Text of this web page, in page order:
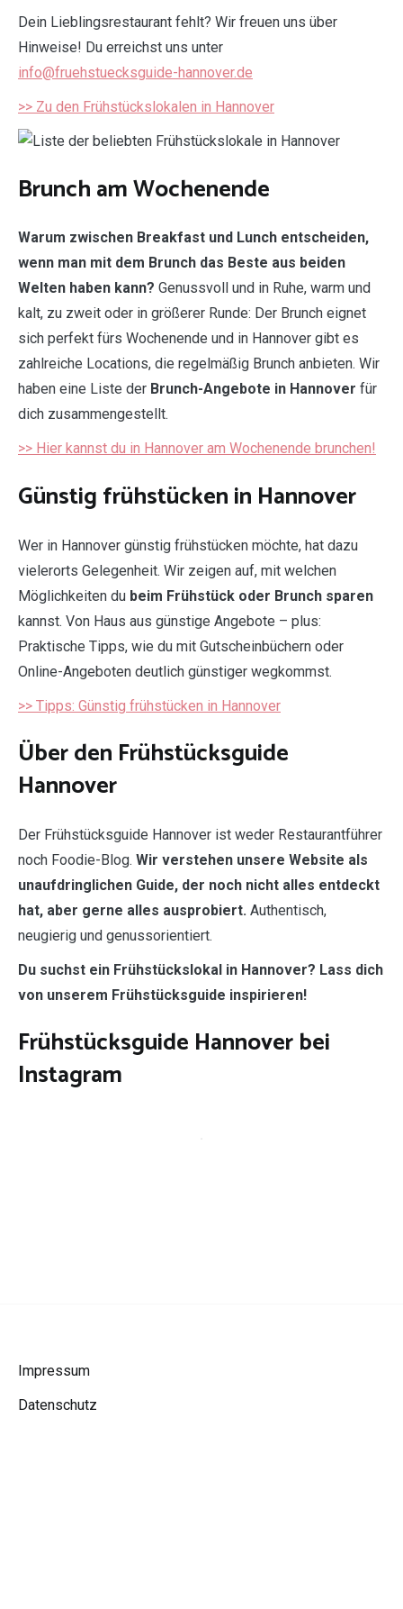
Dein Lieblingsrestaurant fehlt? Wir freuen uns über
Hinweise! Du erreichst uns unter
info@fruehstuecksguide-hannover.de
>> Zu den Frühstückslokalen in Hannover
Brunch am Wochenende
Warum zwischen Breakfast und Lunch entscheiden,
wenn man mit dem Brunch das Beste aus beiden
Welten haben kann? Genussvoll und in Ruhe, warm und
kalt, zu zweit oder in größerer Runde: Der Brunch eignet
sich perfekt fürs Wochenende und in Hannover gibt es
zahlreiche Locations, die regelmäßig Brunch anbieten. Wir
haben eine Liste der Brunch-Angebote in Hannover für
dich zusammengestellt.
>> Hier kannst du in Hannover am Wochenende brunchen!
Günstig frühstücken in Hannover
Wer in Hannover günstig frühstücken möchte, hat dazu
vielerorts Gelegenheit. Wir zeigen auf, mit welchen
Möglichkeiten du beim Frühstück oder Brunch sparen
kannst. Von Haus aus günstige Angebote – plus:
Praktische Tipps, wie du mit Gutscheinbüchern oder
Online-Angeboten deutlich günstiger wegkommst.
>> Tipps: Günstig frühstücken in Hannover
Über den Frühstücksguide
Hannover
Der Frühstücksguide Hannover ist weder Restaurantführer
noch Foodie-Blog. Wir verstehen unsere Website als
unaufdringlichen Guide, der noch nicht alles entdeckt
hat, aber gerne alles ausprobiert. Authentisch,
neugierig und genussorientiert.
Du suchst ein Frühstückslokal in Hannover? Lass dich
von unserem Frühstücksguide inspirieren!
Frühstücksguide Hannover bei
Instagram
Impressum
Datenschutz